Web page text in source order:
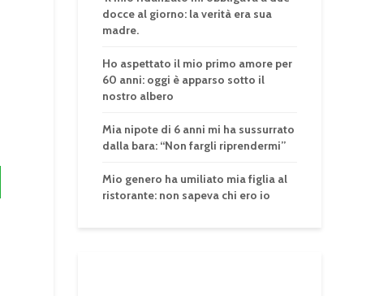
docce al giorno: la verità era sua
madre.
Ho aspettato il mio primo amore per
60 anni: oggi è apparso sotto il
nostro albero
Mia nipote di 6 anni mi ha sussurrato
dalla bara: “Non fargli riprendermi”
Mio genero ha umiliato mia figlia al
ristorante: non sapeva chi ero io